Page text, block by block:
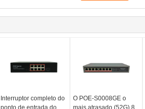
Interruptor completo do
ponto de entrada do
O POE-S0008GE o
mais atrasado (52G) 8